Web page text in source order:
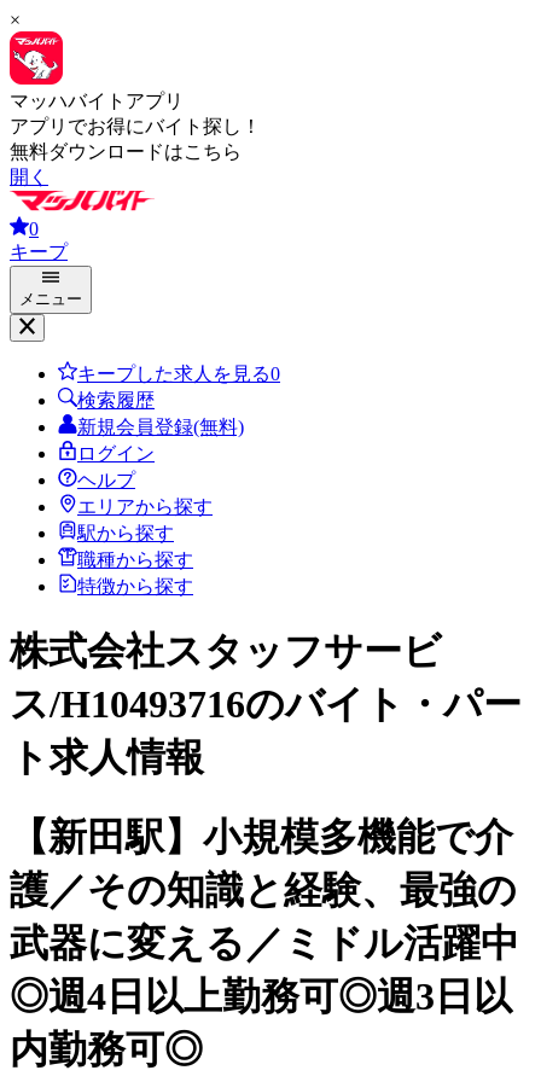
×
マッハバイトアプリ
アプリでお得にバイト探し！
無料ダウンロードはこちら
開く
0
キープ
メニュー
キープした求人を見る0
検索履歴
新規会員登録(無料)
ログイン
ヘルプ
エリアから探す
駅から探す
職種から探す
特徴から探す
株式会社スタッフサービ
ス/H10493716のバイト・パー
ト求人情報
【新田駅】小規模多機能で介
護／その知識と経験、最強の
武器に変える／ミドル活躍中
◎週4日以上勤務可◎週3日以
内勤務可◎